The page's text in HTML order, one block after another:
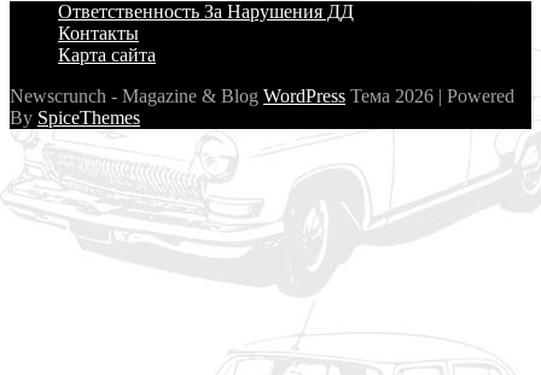
Ответственность За Нарушения ДД
Контакты
Карта сайта
Newscrunch - Magazine & Blog WordPress Тема 2026 | Powered
By SpiceThemes